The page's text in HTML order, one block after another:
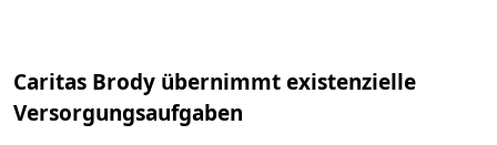
Caritas Brody übernimmt existenzielle
Versorgungsaufgaben